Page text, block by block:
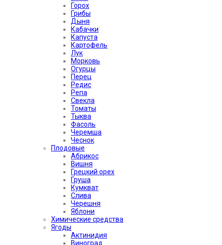
Горох
Грибы
Дыня
Кабачки
Капуста
Картофель
Лук
Морковь
Огурцы
Перец
Редис
Репа
Свекла
Томаты
Тыква
Фасоль
Черемша
Чеснок
Плодовые
Абрикос
Вишня
Грецкий орех
Груша
Кумкват
Слива
Черешня
Яблони
Химические средства
Ягоды
Актинидия
Виноград